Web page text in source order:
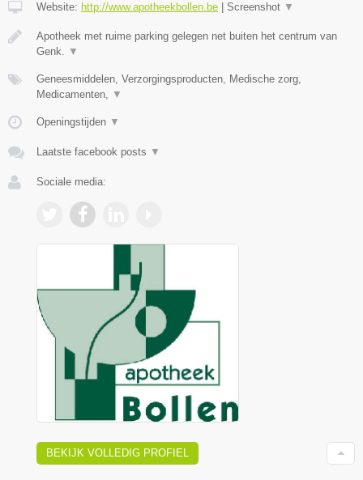
Website: http://www.apotheekbollen.be Screenshot ▼
Apotheek met ruime parking gelegen net buiten het centrum van
Genk. ▼
Geneesmiddelen, Verzorgingsproducten, Medische zorg,
Medicamenten, ▼
Openingstijden ▼
Laatste facebook posts ▼
Sociale media:
BEKIJK VOLLEDIG PROFIEL